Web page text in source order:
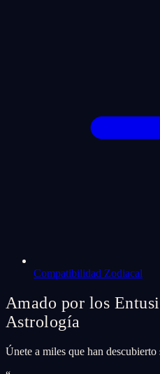
Compatibilidad Zodiacal
Amado por los
Astrología
Únete a miles que han